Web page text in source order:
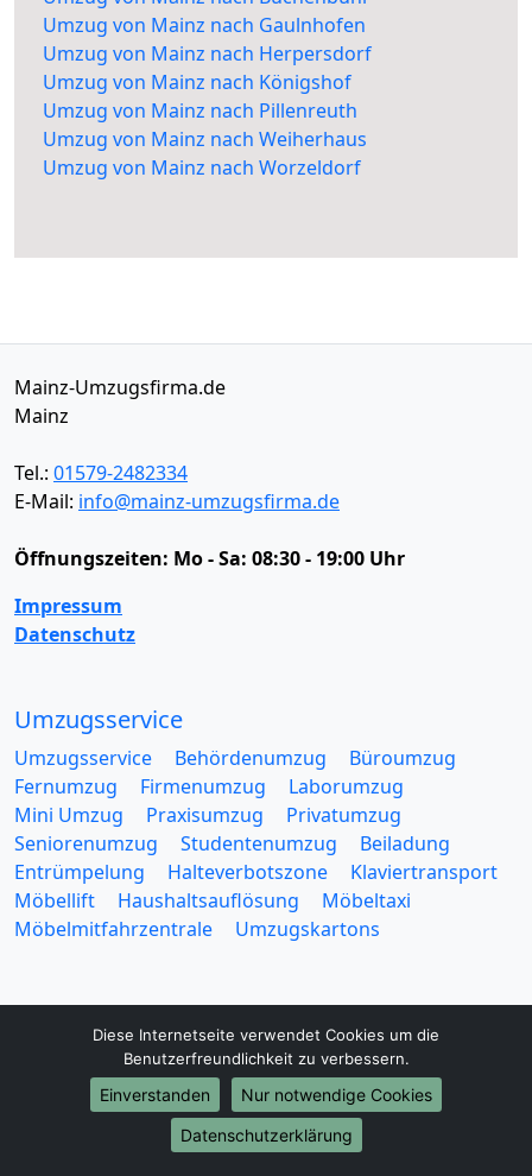
Umzug von Mainz nach Gaulnhofen
Umzug von Mainz nach Herpersdorf
Umzug von Mainz nach Königshof
Umzug von Mainz nach Pillenreuth
Umzug von Mainz nach Weiherhaus
Umzug von Mainz nach Worzeldorf
Mainz-Umzugsfirma.de
Mainz
Tel.: 01579-2482334
E-Mail: info@mainz-umzugsfirma.de
Öffnungszeiten: Mo - Sa: 08:30 - 19:00 Uhr
Impressum
Datenschutz
Umzugsservice
Umzugsservice Behördenumzug
Büroumzug
Fernumzug
Firmenumzug
Laborumzug
Mini Umzug
Praxisumzug
Privatumzug
Seniorenumzug
Studentenumzug
Beiladung
Entrümpelung
Halteverbotszone
Klaviertransport
Möbellift
Haushaltsauflösung
Möbeltaxi
Möbelmitfahrzentrale
Umzugskartons
Europa-Umzüge
Umzug von Mainz nach Belarus
Umzug von Mainz nach Belgien
Diese Internetseite verwendet Cookies um die
Benutzerfreundlichkeit zu verbessern.
Einverstanden
Nur notwendige Cookies
Datenschutzerklärung